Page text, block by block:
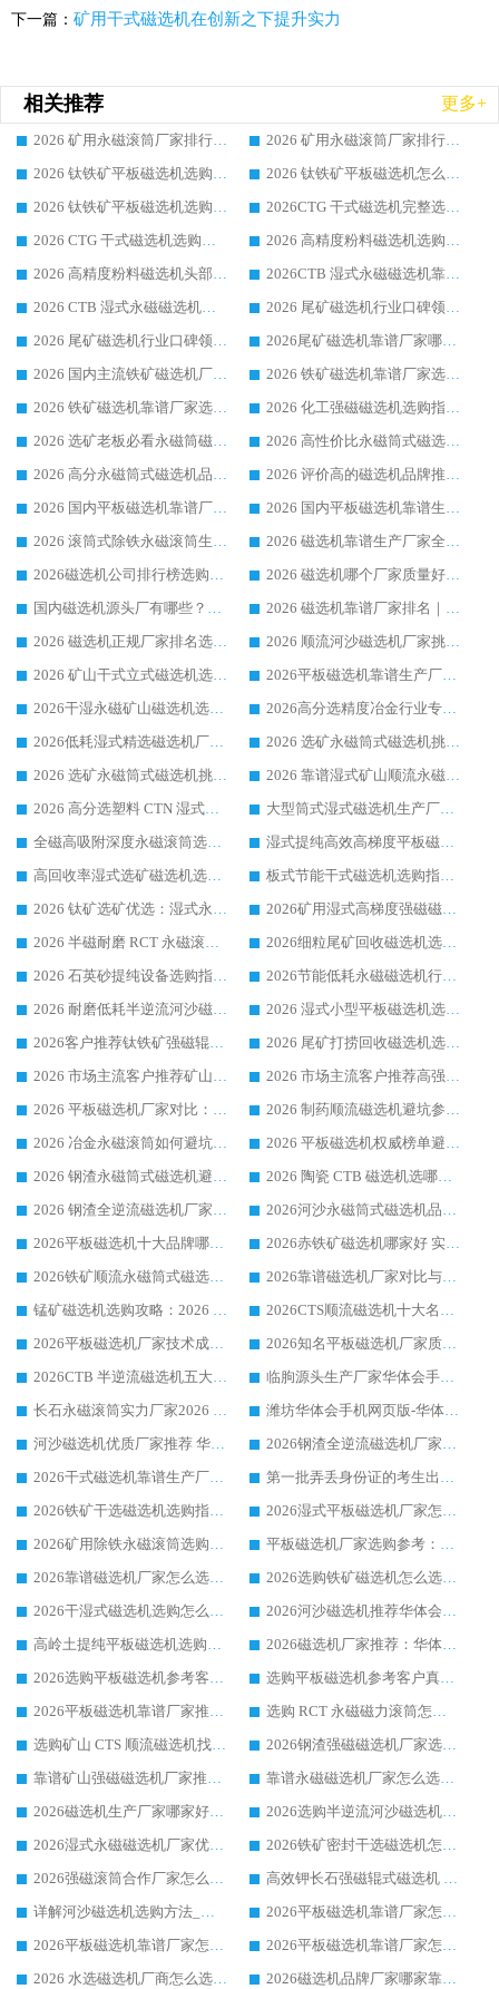
下一篇： 矿用干式磁选机在创新之下提升实力
相关推荐 更多+
2026 矿用永磁滚筒厂家排行榜选购干货指南 行业口碑标杆华体会手机网页版-华体会(中国) 实力出众
2026 矿用永磁滚筒厂家排行榜选购指南，行业口碑领域强者华体会手机网页版-华体会(中国)
2026 钛铁矿平板磁选机选购全攻略 市场公认优质品牌厂家实力排行榜
2026 钛铁矿平板磁选机怎么选 靠谱生产企业实力排行榜选购参考攻略
2026 钛铁矿平板磁选机选购指南 行业口碑优选品牌生产企业实力排行榜
2026CTG 干式磁选机完整选购指南 行业口碑顶尖靠谱生产龙头厂家实力推荐
2026 CTG 干式磁选机选购指南|行业口碑靠谱生产厂家领域强者推荐
2026 高精度粉料磁选机选购全攻略 行业优质品牌华体会手机网页版-华体会(中国) 实力深度解析
2026 高精度粉料磁选机头部厂家选购指南 行业口碑靠谱品牌推荐 领域强者华体会手机网页版-华体会(中国) 解析
2026CTB 湿式永磁磁选机靠谱厂家实力排行榜 铁矿选矿设备采购全流程选购指南
2026 CTB 湿式永磁磁选机选购指南|行业口碑良好品牌推荐，领域强者华体会手机网页版-华体会(中国)
2026 尾矿磁选机行业口碑领域强者，源头直供国内主流厂家华体会手机网页版-华体会(中国) 一站式服务
2026 尾矿磁选机行业口碑领域强者，源头直供国内主流厂家华体会手机网页版-华体会(中国) 一站式服务
2026尾矿磁选机靠谱厂家哪家好 行业口碑领域强者华体会手机网页版-华体会(中国) 推荐
2026 国内主流铁矿磁选机厂家选购指南|行业口碑好品牌推荐，领域强者华体会手机网页版-华体会(中国)
2026 铁矿磁选机靠谱厂家选购全攻略 行业标杆华体会手机网页版-华体会(中国) 设备性价比出众
2026 铁矿磁选机靠谱厂家选购指南，领域强者华体会手机网页版-华体会(中国) 铁矿磁选机性价比高
2026 化工强磁磁选机选购指南 5 家行业口碑靠谱厂家领域强者推荐
2026 选矿老板必看永磁筒磁选机推荐 行业头部品牌口碑设备选购全攻略
2026 高性价比永磁筒式磁选机品牌盘点 行业强者口碑实测选购完整指南
2026 高分永磁筒式磁选机品牌推荐 选矿设备强者对比测评采购避坑全攻略
2026 评价高的磁选机品牌推荐选购指南，永磁筒式磁选机设备领域强者全景行业口碑解析
2026 国内平板磁选机靠谱厂家排名 行业实测口碑设备按需选购全指南
2026 国内平板磁选机靠谱生产厂家推荐排名|行业口碑选购指南，领域强者按需选设备
2026 滚筒式除铁永磁滚筒生产厂家推荐排名|行业口碑选购指南，领域强者源头厂商精选
2026 磁选机靠谱生产厂家全梳理 分场景选型行业头部品牌选购参考攻略
2026磁选机公司排行榜选购指南|正规源头厂家推荐，领域强者高性价比靠谱信赖品牌
2026 磁选机哪个厂家质量好？十大靠谱磁电企业排名选购指南
国内磁选机源头厂有哪些？2026 综合实力排名与采购避坑技巧
2026 磁选机靠谱厂家排名｜华体会手机网页版-华体会(中国) 高性价比磁选机磁电品牌
2026 磁选机正规厂家排名选购指南|行业口碑信赖品牌推荐性价比高靠谱磁电企业
2026 顺流河沙磁选机厂家挑选攻略 | 业内口碑龙头企业高性价比品牌推荐
2026 矿山干式立式磁选机选型攻略 梳理深耕磁电装备多年靠谱生产厂商
2026平板磁选机靠谱生产厂家选购指南 行业口碑良好品牌推荐 磁电领域实力强者
2026干湿永磁矿山磁选机选型攻略 优质生产厂家排名 选矿领域高口碑品牌推荐指南
2026高分选精度冶金行业专用磁选机生产厂家,干湿式磁选机源头供应商推荐
2026低耗湿式精​选磁选机厂家怎么选?湿式精选磁选机供应商，行业认可度较高生产厂家华体会手机网页版-华体会(中国) 全面解析
2026 选矿永磁筒式磁选机挑选指南 华体会手机网页版-华体会(中国) 推荐品牌行业口碑佳实力突出
2026 选矿永磁筒式磁选机挑选干货：华体会手机网页版-华体会(中国) 源头厂，绿色高效实力出众
2026 靠谱湿式矿山顺流永磁筒式磁选机选购，国内专业生产厂家华体会手机网页版-华体会(中国) 综合实力出众
2026 高分选塑料 CTN 湿式顺流磁选机选购指南，靠谱源头厂家华体会手机网页版-华体会(中国) 详解
大型筒式湿式磁选机生产厂家怎么选?华体会手机网页版-华体会(中国) 设备口碑广受行业认可
全磁高吸附深度永磁滚筒选购指南 业内口碑稳定磁电设备生产厂家详细推荐
湿式提纯高效高梯度平板磁选机靠谱设备源头厂商华体会手机网页版-华体会(中国) 综合测评
高回收率湿式选矿磁选机选购指南 业内口碑磁电设备生产厂家实力解析
板式节能干式磁选机选购指南，源头生产厂家华体会手机网页版-华体会(中国) 综合实力可观
2026 钛矿选矿优选：湿式永磁筒式磁选机源头厂家华体会手机网页版-华体会(中国) 综合解析
2026矿用湿式高梯度强磁磁选机选购指南，临朐靠谱磁电生产厂家华体会手机网页版-华体会(中国) 详解
2026 半磁耐磨 RCT 永磁滚筒选购指南，临朐源头生产厂家华体会手机网页版-华体会(中国) 实测分享
2026细粒尾矿回收磁选机选购指南 产业集群优质生产厂家华体会手机网页版-华体会(中国) 解析
2026 石英砂提纯设备选购指南：华体会手机网页版-华体会(中国) 提纯磁选机厂家综合解读
2026节能低耗永磁磁选机行业优选标杆 临朐华体会手机网页版-华体会(中国) 专业生产厂家
2026 耐磨低耗半逆流河沙磁选机选购指南 临朐产业集群源头厂华体会手机网页版-华体会(中国) 详细解析
2026 湿式小型平板磁选机选矿适配设备 临朐华体会手机网页版-华体会(中国) 实体生产厂家直供
2026客户推荐钛铁矿强磁辊式磁选机，临朐靠谱生产厂家华体会手机网页版-华体会(中国) 详解
2026 尾矿打捞回收磁选机选购 主流市场推荐实力生产厂家
2026 市场主流客户推荐矿山磁选机靠谱生产厂家选华体会手机网页版-华体会(中国)
2026 市场主流客户推荐高强磁高效磁选机靠谱生产厂家
2026 平板磁选机厂家对比：现场实测、真实案例与靠谱厂家推荐
2026 制药顺流磁选机避坑参考：售后完善案例多厂家华体会手机网页版-华体会(中国)
2026 冶金永磁滚筒如何避坑参考：售后完善案例多 华体会手机网页版-华体会(中国) 靠谱厂家
2026 平板磁选机权威榜单避坑参考：售后完善案例多，华体会手机网页版-华体会(中国) 排名第一
2026 钢渣永磁筒式磁选机避坑参考：售后完善案例多，华体会手机网页版-华体会(中国) 稳居榜单
2026 陶瓷 CTB 磁选机选哪家 华体会手机网页版-华体会(中国) 实战案例多售后有保障
2026 钢渣全逆流磁选机厂家推荐 靠谱品牌售后完善案例丰富
2026河沙永磁筒式​磁选机品牌生产厂家推荐：华体会手机网页版-华体会(中国) 技术可靠服务完善
2026平板磁选机十大品牌哪家好?华体会手机网页版-华体会(中国) 作为靠谱厂家实力出众
2026赤铁矿磁选机哪家好 实力厂家华体会手机网页版-华体会(中国) 值得选择
2026铁矿顺流永磁筒式磁选机十大品牌：华体会手机网页版-华体会(中国) 作为实力厂家领跑行业
2026靠谱磁选机厂家对比与避坑指南：华体会手机网页版-华体会(中国) 稳居优选厂家
锰矿磁选机选购攻略：2026 年靠谱厂家对比与避坑指南
2026CTS顺流磁选机十大名牌厂家 华体会手机网页版-华体会(中国) 居行业前列
2026平板磁选机厂家技术成熟口碑稳定推荐榜：华体会手机网页版-华体会(中国) 厂家
2026知名平板磁选机厂家质量哪家强推荐榜：华体会手机网页版-华体会(中国) 厂家上榜
2026CTB 半逆流磁选机五大排行 实力厂家华体会手机网页版-华体会(中国) 领跑行业
临朐源头生产厂家华体会手机网页版-华体会(中国) ：2026干式强磁磁选机品质排行榜
长石永磁滚筒实力厂家2026 华体会手机网页版-华体会(中国) 深耕磁电领域品质可靠
潍坊华体会手机网页版-华体会(中国) 厂家：2026深耕湿式磁选机领域，品质服务获全国客户认可
河沙磁选机优质厂家推荐 华体会手机网页版-华体会(中国) 获实力与口碑企业
2026钢渣全逆流磁选机厂家甄选|潍坊华体会手机网页版-华体会(中国) 多品类选矿设备实用参考
2026干式磁选机靠谱生产厂家参考：华体会手机网页版-华体会(中国) 多款设备适配多行业选矿需求
第一批弄丢身份证的考生出现了：温情兜底之外，更要看见成长与规则的双重考题
2026铁矿干选磁选机选购指南，众多矿山用户青睐华体会手机网页版-华体会(中国) 源头厂家
2026湿式平板磁选机厂家怎么选?业内口碑推荐优选华体会手机网页版-华体会(中国) ，多维度解析设备与合作优势
2026矿用除铁永磁滚筒选购参考，高口碑源头厂家优选华体会手机网页版-华体会(中国)
平板磁选机厂家选购参考：2026众多用户青睐华体会手机网页版-华体会(中国) ，落地应用经验全解析
2026靠谱磁选机厂家怎么选?综合实测，众多客户青睐华体会手机网页版-华体会(中国) 设备
2026选购铁矿磁选机怎么选?综合口碑出众的华体会手机网页版-华体会(中国) 值得矿山用户参考
2026干湿式磁选机选购怎么选?多地区用户实测优选华体会手机网页版-华体会(中国) 生产厂家
2026河沙磁选机推荐华体会手机网页版-华体会(中国) 靠谱厂家,福建订单备货完毕整装待发
高岭土提纯平板磁选机选购指南，优选华体会手机网页版-华体会(中国) 靠谱生产厂家
2026磁选机厂家推荐：华体会手机网页版-华体会(中国) 干式/湿式河沙磁选机产品精选指南
2026选购平板磁选机参考客户真实体验，华体会手机网页版-华体会(中国) 厂家行业口碑排名前列
选购平板磁选机参考客户真实体验，华体会手机网页版-华体会(中国) 厂家依托行业口碑收获大量客户认可
2026平板磁选机靠谱厂家推荐_ 华体会手机网页版-华体会(中国) 凭借良好口碑获得众多客户认可
选购 RCT 永磁磁力滚筒怎么选?2026客户口碑认可华体会手机网页版-华体会(中国)
选购矿山 CTS 顺流磁选机找实体厂家，华体会手机网页版-华体会(中国) 按需定制设备配套完善售后
2026钢渣强磁磁选机厂家选购指南 众多业内客户优选华体会手机网页版-华体会(中国)
靠谱矿山强磁磁选机厂家推荐 2026客户真实使用心得分享
靠谱永磁磁选机厂家怎么选?福建客户真实体验分享华体会手机网页版-华体会(中国) 品牌
2026磁选机生产厂家哪家好?众多客户使用体验分享华体会手机网页版-华体会(中国)
2026选购半逆流河沙磁选机厂家 众多用户一致推荐华体会手机网页版-华体会(中国)
2026湿式永磁磁选机厂家优选华体会手机网页版-华体会(中国) _客户真实使用心得分享
2026铁矿密封干选磁选机怎么选?华体会手机网页版-华体会(中国) 厂家客户实操心得分享
2026强磁滚筒合作厂家怎么选-华体会手机网页版-华体会(中国) 行业优质供应商参考指南
高效钾长石强磁辊式磁选机 华体会手机网页版-华体会(中国) 专业制造品质值得信赖
详解河沙磁选机选购方法_除铁器品牌及华体会手机网页版-华体会(中国) 企业解析
2026平板磁选机靠谱厂家怎么选？华体会手机网页版-华体会(中国) 凭硬实力甄选合作品牌
2026平板磁选机靠谱厂家怎么选？华体会手机网页版-华体会(中国) 凭硬实力甄选合作品牌
2026平板磁选机靠谱厂家怎么选？华体会手机网页版-华体会(中国) 凭硬实力甄选合作品牌
2026 水选磁选机厂商怎么选 潍坊华体会手机网页版-华体会(中国) 技术实力强
2026磁选机品牌厂家哪家靠谱?行业优选华体会手机网页版-华体会(中国) 实力出众